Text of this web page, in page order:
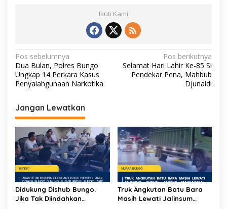
Ikuti Kami
N
a
v
i
g
a
s
i
p
o
s
Pos sebelumnya
Dua Bulan, Polres Bungo
Ungkap 14 Perkara Kasus
Penyalahgunaan Narkotika
Pos berikutnya
Selamat Hari Lahir Ke-85 Si
Pendekar Pena, Mahbub
Djunaidi
Jangan Lewatkan
Didukung Dishub Bungo.
Jika Tak Diindahkan
Truk Angkutan Batu Bara
Masih Lewati Jalinsum